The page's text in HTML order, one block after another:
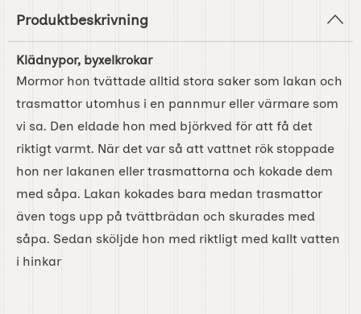
Produktbeskrivning
Klädnypor, byxelkrokar
Mormor hon tvättade alltid stora saker som lakan och
trasmattor utomhus i en pannmur eller värmare som
vi sa. Den eldade hon med björkved för att få det
riktigt varmt. När det var så att vattnet rök stoppade
hon ner lakanen eller trasmattorna och kokade dem
med såpa. Lakan kokades bara medan trasmattor
även togs upp på tvättbrädan och skurades med
såpa. Sedan sköljde hon med riktligt med kallt vatten
i hinkar